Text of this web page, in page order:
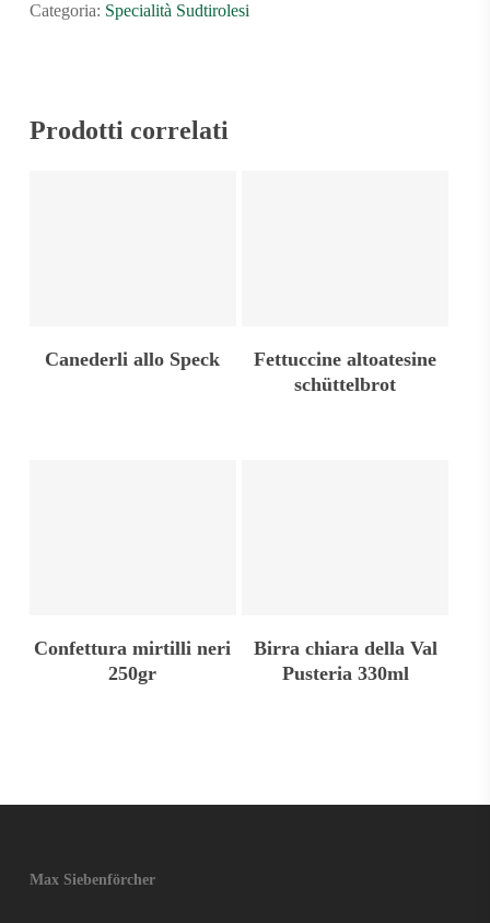
Categoria: Specialità Sudtirolesi
Prodotti correlati
Aggiungi Al Carrello
Canederli allo Speck
Aggiungi Al Carrello
Fettuccine altoatesine
schüttelbrot
Aggiungi Al Carrello
Confettura mirtilli neri
250gr
Leggi Tutto
Birra chiara della Val
Pusteria 330ml
Max Siebenförcher